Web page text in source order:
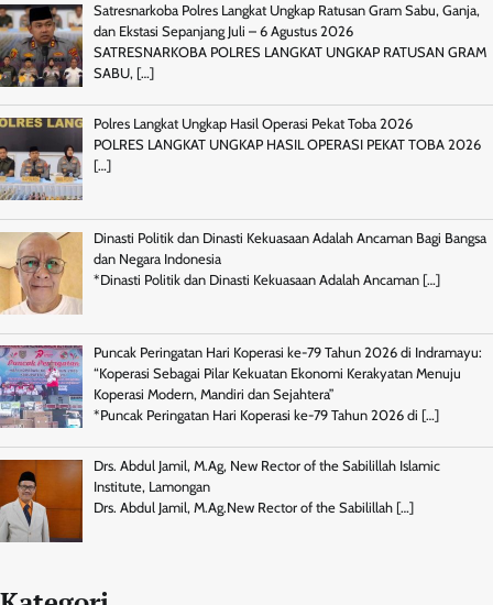
Satresnarkoba Polres Langkat Ungkap Ratusan Gram Sabu, Ganja,
dan Ekstasi Sepanjang Juli – 6 Agustus 2026
SATRESNARKOBA POLRES LANGKAT UNGKAP RATUSAN GRAM
SABU, […]
Polres Langkat Ungkap Hasil Operasi Pekat Toba 2026
POLRES LANGKAT UNGKAP HASIL OPERASI PEKAT TOBA 2026
[…]
Dinasti Politik dan Dinasti Kekuasaan Adalah Ancaman Bagi Bangsa
dan Negara Indonesia
*Dinasti Politik dan Dinasti Kekuasaan Adalah Ancaman […]
Puncak Peringatan Hari Koperasi ke-79 Tahun 2026 di Indramayu:
“Koperasi Sebagai Pilar Kekuatan Ekonomi Kerakyatan Menuju
Koperasi Modern, Mandiri dan Sejahtera”
*Puncak Peringatan Hari Koperasi ke-79 Tahun 2026 di […]
Drs. Abdul Jamil, M.Ag, New Rector of the Sabilillah Islamic
Institute, Lamongan
Drs. Abdul Jamil, M.Ag.New Rector of the Sabilillah […]